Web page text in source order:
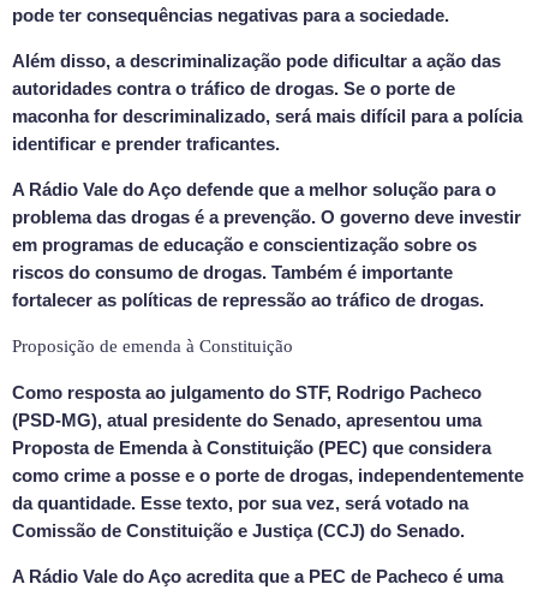
pode ter consequências negativas para a sociedade.
Além disso, a descriminalização pode dificultar a ação das
autoridades contra o tráfico de drogas. Se o porte de
maconha for descriminalizado, será mais difícil para a polícia
identificar e prender traficantes.
A Rádio Vale do Aço defende que a melhor solução para o
problema das drogas é a prevenção. O governo deve investir
em programas de educação e conscientização sobre os
riscos do consumo de drogas. Também é importante
fortalecer as políticas de repressão ao tráfico de drogas.
Proposição de emenda à Constituição
Como resposta ao julgamento do STF, Rodrigo Pacheco
(PSD-MG), atual presidente do Senado, apresentou uma
Proposta de Emenda à Constituição (PEC) que considera
como crime a posse e o porte de drogas, independentemente
da quantidade. Esse texto, por sua vez, será votado na
Comissão de Constituição e Justiça (CCJ) do Senado.
A Rádio Vale do Aço acredita que a PEC de Pacheco é uma